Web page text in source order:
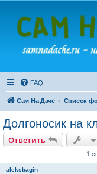
FAQ
Сам На Даче Список
Долгоносик на
Ответить
1
aleksbagin